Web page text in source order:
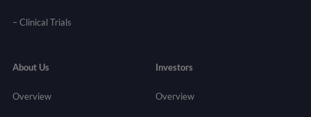
–Clinical Trials
About Us
Overview
Investors
Overview